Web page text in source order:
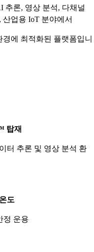
추론, 영상 분석, 다채널
업용 IoT 분야에서
에 최적화된 플랫폼입니
탑재
터 추론 및 영상 분석 환
도
정 운용